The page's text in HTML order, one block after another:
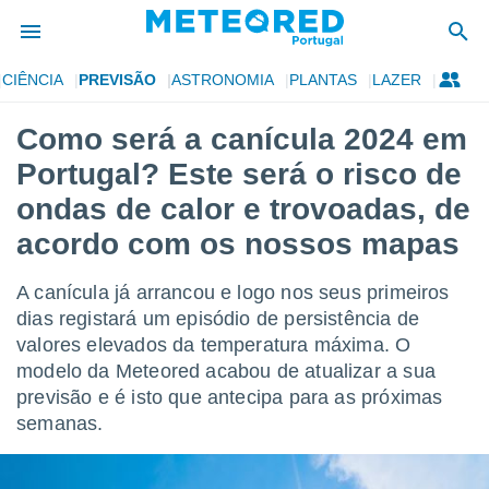
foi
para
as
fornecidas
a este
e
digital
CIÊNCIA PREVISÃO ASTRONOMIA PLANTAS LAZER
Como será a canícula 2024 em
Portugal? Este será o risco de
ondas de calor e trovoadas, de
acordo com os nossos mapas
A canícula já arrancou e logo nos seus primeiros
dias registará um episódio de persistência de
valores elevados da temperatura máxima. O
modelo da Meteored acabou de atualizar a sua
previsão e é isto que antecipa para as próximas
semanas.